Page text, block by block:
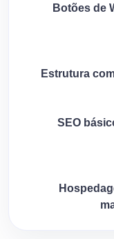
Botões de
Estrutura
SEO